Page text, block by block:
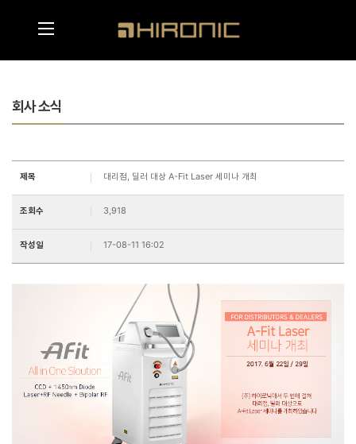
회사 소식
제목 대리점, 딜러 대상 A-Fit Laser 세미나 개최
조회수 3,918
작성일 17-08-11 16:02